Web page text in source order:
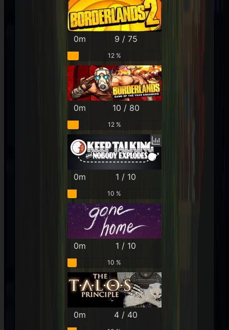
0m 9 / 75
12 %
0m 10 / 80
12 %
0m 1 / 10
10 %
0m 1 / 10
10 %
0m 4 / 40